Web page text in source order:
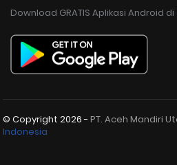
Download GRATIS Aplikasi Android
© Copyright2026 -PT. Aceh Mandiri
Indonesia